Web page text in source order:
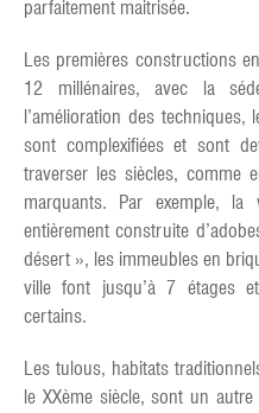
parfaitement maitrisée.
Les premières constructions
12 millénaires, avec la
l’amélioration des
sont complexifiées et sont
traverser les siècles, comme
marquants. Par exemple,
entièrement construite
désert », les immeubles en
ville font jusqu’à 7 étages
certains.
Les tulous, habitats
le XXème siècle, sont un